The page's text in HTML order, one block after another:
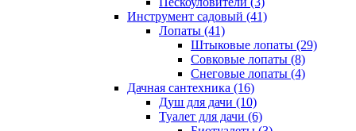
Инструмент садовый (41)
Лопаты (41)
Штыковые лопаты (29)
Совковые лопаты (8)
Снеговые лопаты (4)
Дачная сантехника (16)
Душ для дачи (10)
Туалет для дачи (6)